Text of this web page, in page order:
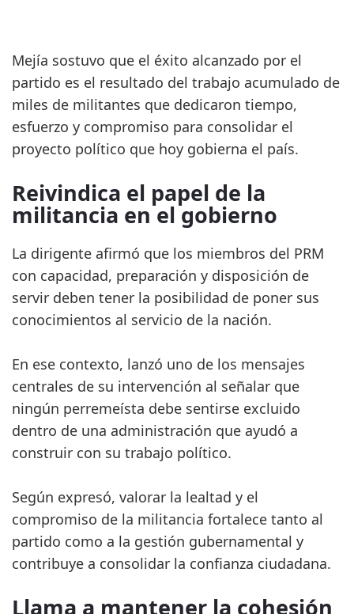
Mejía sostuvo que el éxito alcanzado por el
partido es el resultado del trabajo acumulado de
miles de militantes que dedicaron tiempo,
esfuerzo y compromiso para consolidar el
proyecto político que hoy gobierna el país.
Reivindica el papel de la
militancia en el gobierno
La dirigente afirmó que los miembros del PRM
con capacidad, preparación y disposición de
servir deben tener la posibilidad de poner sus
conocimientos al servicio de la nación.
En ese contexto, lanzó uno de los mensajes
centrales de su intervención al señalar que
ningún perremeísta debe sentirse excluido
dentro de una administración que ayudó a
construir con su trabajo político.
Según expresó, valorar la lealtad y el
compromiso de la militancia fortalece tanto al
partido como a la gestión gubernamental y
contribuye a consolidar la confianza ciudadana.
Llama a mantener la cohesión